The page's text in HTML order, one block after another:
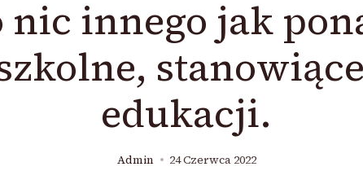
nic innego jak
edukacji.
Admin 24 Czerwca 2022